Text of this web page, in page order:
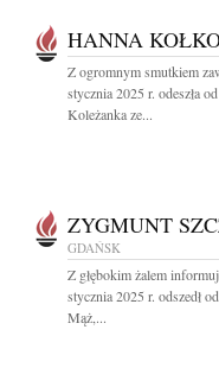
HANNA
Z ogromnym smutkiem
stycznia 2025 r. odeszła
Koleżanka ze...
ZYGMUNT
GDAŃSK
Z głębokim żalem
stycznia 2025 r. odszedł
Mąż,...